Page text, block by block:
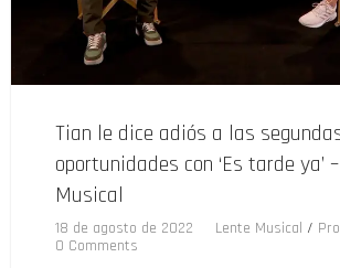
Tian le dice adiós a las
oportunidades con ‘Es tarde ya’
Musical
18 de agosto de 2022 Lente Musical /
0 Comments